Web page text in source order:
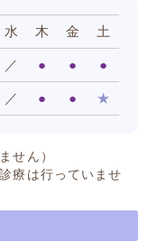
水 木 金 土
／ ● ● ●
／ ● ● ★
せん）
療は行っていませ